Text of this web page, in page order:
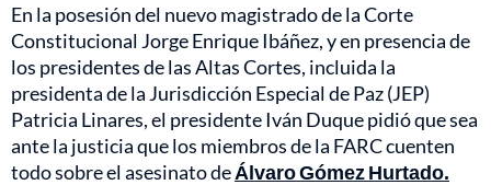
En la posesión del nuevo magistrado de la Corte
Constitucional Jorge Enrique Ibáñez, y en presencia de
los presidentes de las Altas Cortes, incluida la
presidenta de la Jurisdicción Especial de Paz (JEP)
Patricia Linares, el presidente Iván Duque pidió que sea
ante la justicia que los miembros de la FARC cuenten
todo sobre el asesinato deÁlvaro Gómez Hurtado.